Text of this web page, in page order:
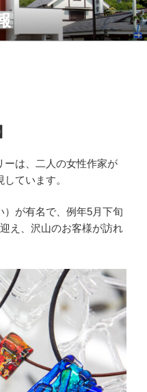
ーは、二人の女性作家が
ています。
が有名で、例年5月下旬
え、沢山のお客様が訪れ